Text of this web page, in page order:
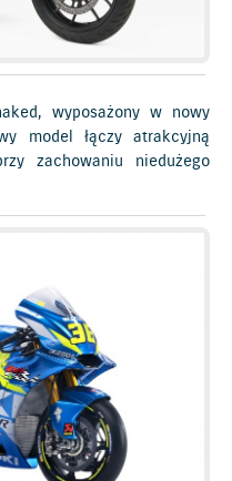
wyposażony w nowy
model łączy atrakcyjną
zachowaniu niedużego